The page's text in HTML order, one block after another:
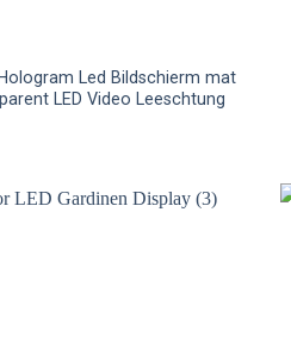
Led Bildschierm mat
LED Video Leeschtung